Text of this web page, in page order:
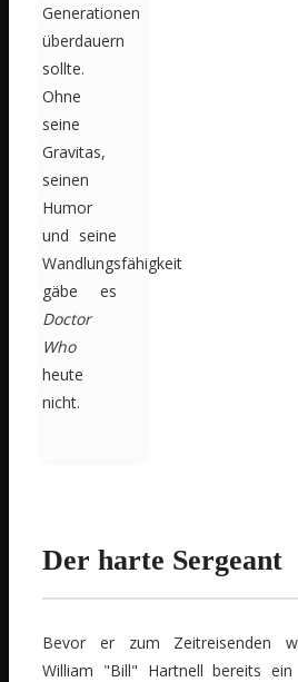
Generationen
überdauern
sollte.
Ohne
seine
Gravitas,
seinen
Humor
und seine
Wandlungsfähigkeit
gäbe es
Doctor
Who
heute
nicht.
Der harte Sergeant
Bevor er zum Zeitreisenden
William "Bill" Hartnell bereits ein